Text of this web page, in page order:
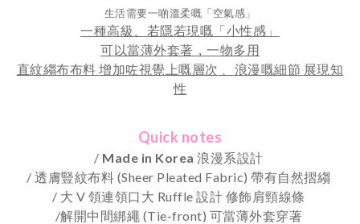
生活需要一啲溫柔嘅「空氣感」
一種高級、若隱若現嘅「小性感」
可以當薄外套著，一物多用
直紋縐布布料 增加咗視覺上嘅層次 浪漫嘅細節 展現知
性
Quick notes
/ Made in Korea 浪漫系設計
/ 透膚豎紋布料 (Sheer Pleated Fabric) 帶有自然摺縐
/ 大 V 領連領口大 Ruffle 設計 修飾肩頸線條
/解開中間綁繩 (Tie-front) 可當薄外套穿著